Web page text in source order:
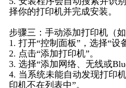
择你的打印机并完成安装。
步骤三：手动添加打印机（
1. 打开“控制面板”，选择“设
2. 点击“添加打印机”。
3. 选择“添加网络、无线或
4. 当系统未能自动发现打印
印机不在列表中”。